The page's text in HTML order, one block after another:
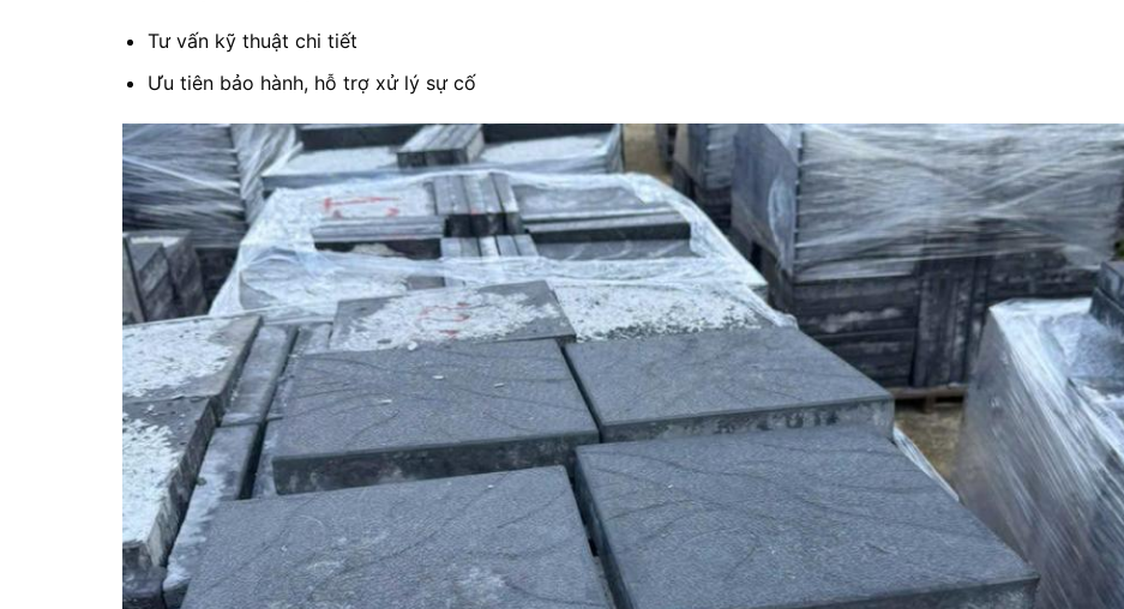
Tư vấn kỹ thuật chi tiết
Ưu tiên bảo hành, hỗ trợ xử lý sự cố